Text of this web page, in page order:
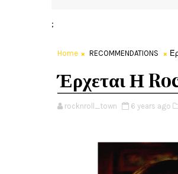
;
Home RECOMMENDATIONS
Έρχεται Η
rocknroll_town 6 years ago